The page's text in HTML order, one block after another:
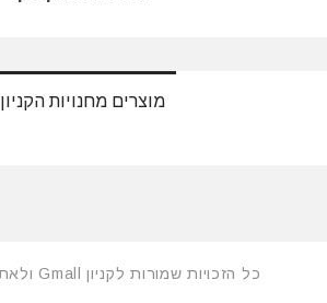
מוצרים מחנויות הקניון
כל הזכויות שמורות לקניון Gmall ולאתר Gmall.co.il